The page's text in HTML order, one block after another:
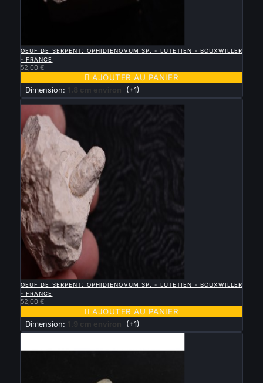
OEUF DE SERPENT: OPHIDIENOVUM SP. - LUTETIEN - BOUXWILLER
- FRANCE
52,00 €
 AJOUTER AU PANIER
Dimension: 1.8 cm environ (+1)
Nouveau
APERÇU RAPIDE
OEUF DE SERPENT: OPHIDIENOVUM SP. - LUTETIEN - BOUXWILLER
- FRANCE
52,00 €
 AJOUTER AU PANIER
Dimension: 1.9 cm environ (+1)